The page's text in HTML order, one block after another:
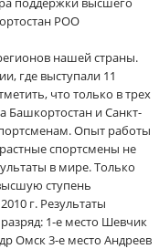
РОО
нашей страны.
где выступали 11
что только в трех
Башкортостан и Санкт-
Опыт работы
спортсмены не
в мире. Только
ступень
г. Результаты
1-е место Шевчик
Омск 3-е место Андреев